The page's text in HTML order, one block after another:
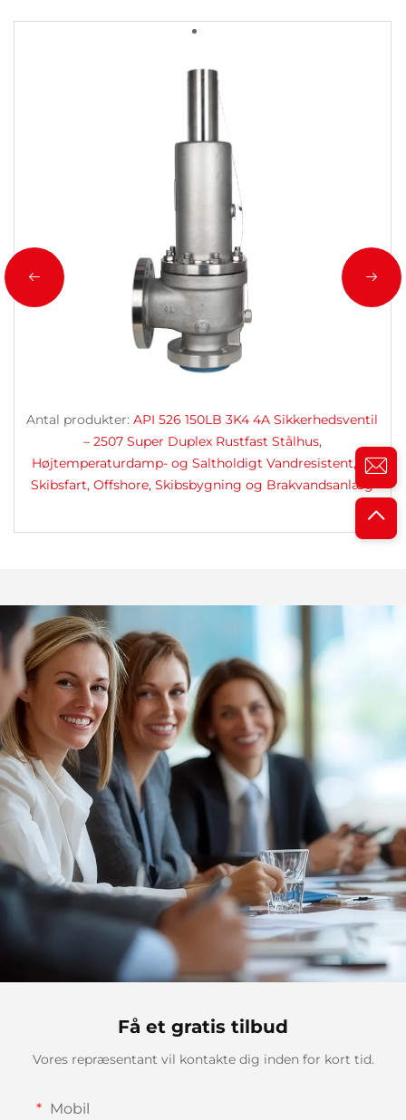
Antal produkter: API 526 150LB 3K4 4A Sikkerhedsventil
– 2507 Super Duplex Rustfast Stålhus,
Højtemperaturdamp- og Saltholdigt Vandresistent, til
Skibsfart, Offshore, Skibsbygning og Brakvandsanlæg
Få et gratis tilbud
Vores repræsentant vil kontakte dig inden for kort tid.
Mobil